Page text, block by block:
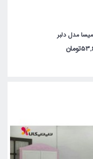
مدل دلبر